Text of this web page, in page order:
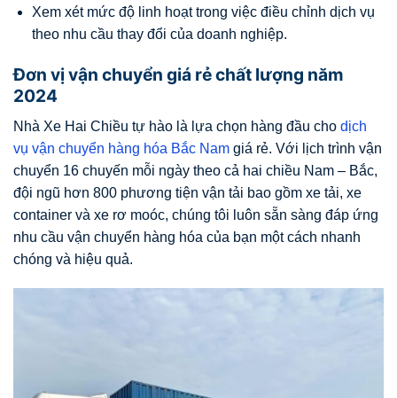
Xem xét mức độ linh hoạt trong việc điều chỉnh dịch vụ
theo nhu cầu thay đổi của doanh nghiệp.
Đơn vị vận chuyển giá rẻ chất lượng năm
2024
Nhà Xe Hai Chiều tự hào là lựa chọn hàng đầu cho dịch
vụ vận chuyển hàng hóa Bắc Nam giá rẻ. Với lịch trình vận
chuyển 16 chuyến mỗi ngày theo cả hai chiều Nam – Bắc,
đội ngũ hơn 800 phương tiện vận tải bao gồm xe tải, xe
container và xe rơ moóc, chúng tôi luôn sẵn sàng đáp ứng
nhu cầu vận chuyển hàng hóa của bạn một cách nhanh
chóng và hiệu quả.